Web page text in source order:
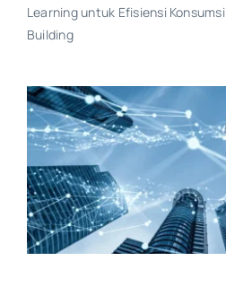
Learning untuk Efisiensi
Building